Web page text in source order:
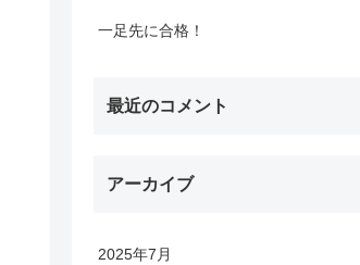
一足先に合格！
最近のコメント
アーカイブ
2025年7月